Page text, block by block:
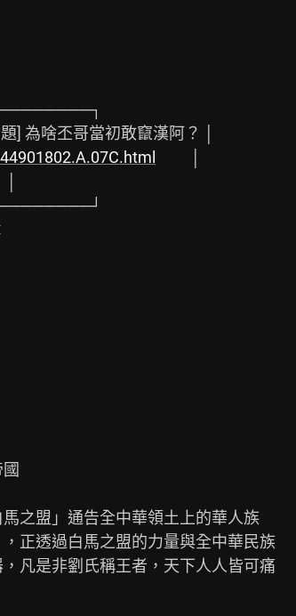
] 為啥丕哥當初敢竄漢阿？ │
之盟」通告全中華領土上的華人族
正透過白馬之盟的力量與全中華民族
凡是非劉氏稱王者，天下人人皆可痛